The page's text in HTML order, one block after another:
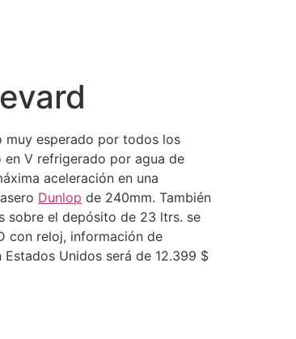
muy esperado por todos los
V refrigerado por agua de
aceleración en una
Dunlop de 240mm. También
sobre el depósito de 23 ltrs. se
con reloj, información de
Unidos será de 12.399 $